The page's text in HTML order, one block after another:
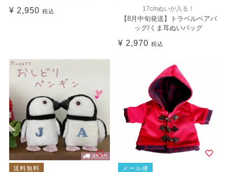
¥ 2,950 税込 17cmぬいが入る！
【8月中旬発送】トラベルベアバ
ッグ/くま耳ぬいバッグ
¥ 2,970 税込
送料無料 メール便